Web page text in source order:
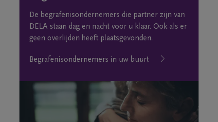
De begrafenisondernemers die partner zijn van
DELA staan dag en nacht voor u klaar. Ook als er
geen overlijden heeft plaatsgevonden.
Begrafenisondernemers in uw buurt